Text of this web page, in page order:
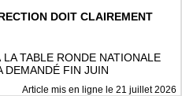
DOIT CLAIREMENT
TABLE RONDE NATIONALE
DEMANDÉ FIN JUIN
Article mis en ligne le 21 juillet 2026